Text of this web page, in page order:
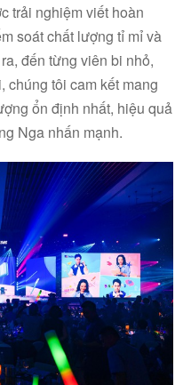
trải nghiệm viết hoàn
soát chất lượng tỉ mỉ và
đến từng viên bi nhỏ,
chúng tôi cam kết mang
ổn định nhất, hiệu quả
Nga nhấn mạnh.